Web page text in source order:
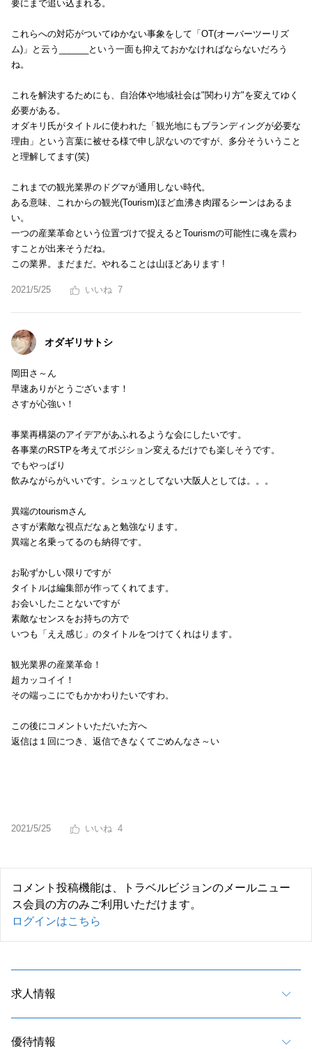
要にまで追い込まれる。
これらへの対応がついてゆかない事象をして「OT(オーバーツーリズ
ム)」と云う______という一面も抑えておかなければならないだろう
ね。
これを解決するためにも、自治体や地域社会は"関わり方"を変えてゆく
必要がある。
オダキリ氏がタイトルに使われた「観光地にもブランディングが必要な
理由」という言葉に被せる様で申し訳ないのですが、多分そういうこと
と理解してます(笑)
これまでの観光業界のドグマが通用しない時代。
ある意味、これからの観光(Tourism)ほど血沸き肉躍るシーンはあるま
い。
一つの産業革命という位置づけで捉えるとTourismの可能性に魂を震わ
すことが出来そうだね。
この業界。まだまだ。やれることは山ほどあります !
2021/5/25 7
オダギリサトシ
岡田さ～ん
早速ありがとうございます！
さすが心強い！
事業再構築のアイデアがあふれるような会にしたいです。
各事業のRSTPを考えてポジション変えるだけでも楽しそうです。
でもやっぱり
飲みながらがいいです。シュッとしてない大阪人としては。。。
異端のtourismさん
さすが素敵な視点だなぁと勉強なります。
異端と名乗ってるのも納得です。
お恥ずかしい限りですが
タイトルは編集部が作ってくれてます。
お会いしたことないですが
素敵なセンスをお持ちの方で
いつも「ええ感じ」のタイトルをつけてくれはります。
観光業界の産業革命！
超カッコイイ！
その端っこにでもかかわりたいですわ。
この後にコメントいただいた方へ
返信は１回につき、返信できなくてごめんなさ～い
2021/5/25 4
コメント投稿機能は、トラベルビジョンのメールニュー
ス会員の方のみご利用いただけます。
ログインはこちら
求人情報
優待情報